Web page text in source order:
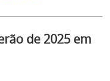
de 2025 em